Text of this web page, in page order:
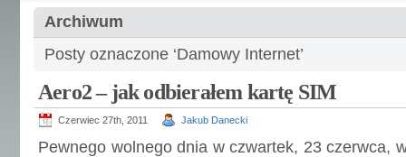
Archiwum
Posty oznaczone ‘Damowy Internet’
Aero2 – jak odbierałem kartę SIM
Czerwiec 27th, 2011 Jakub Danecki
Pewnego wolnego dnia w czwartek, 23 czerwca,